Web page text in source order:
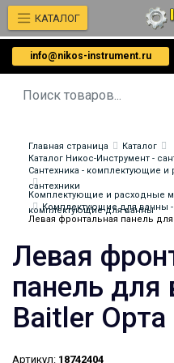
info@nikos-instrument.ru
КАТАЛОГ
Главная страница
Каталог
Каталог Никос-Инструмент -
Сантехника - комплектующие
сантехники
Комплектующие и расходные
комплектующие для ванны
Комплектующие для ванны
Левая фронтальная панель для
Левая
панель для
Baitler
Артикул: 18742404